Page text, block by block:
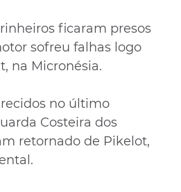
ficaram presos
sofreu falhas logo
na Micronésia.
no último
Costeira dos
retornado de Pikelot,